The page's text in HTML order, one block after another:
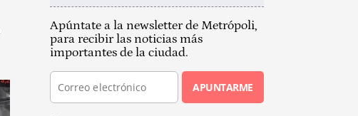
Apúntate a la newsletter de Metrópoli,
para recibir las noticias más
importantes de la ciudad.
APUNTARME